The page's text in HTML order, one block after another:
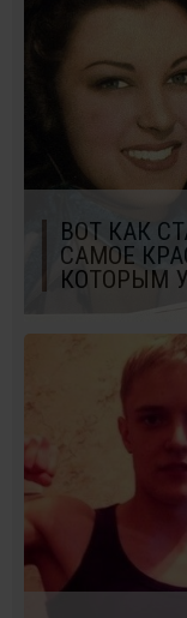
ВОТ КАК
САМОЕ
КОТОРЫМ